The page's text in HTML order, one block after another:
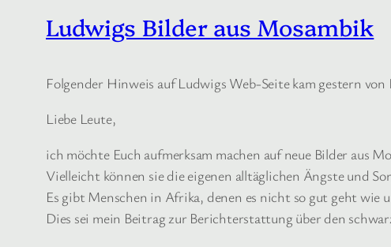
Ludwigs Bilder aus Mosambik
Folgender Hinweis auf Ludwigs Web-Seite kam gestern von
Liebe Leute,
ich möchte Euch aufmerksam machen auf neue Bilder aus
Vielleicht können sie die eigenen alltäglichen Ängste und
Es gibt Menschen in Afrika, denen es nicht so gut geht wie
Dies sei mein Beitrag zur Berichterstattung über den